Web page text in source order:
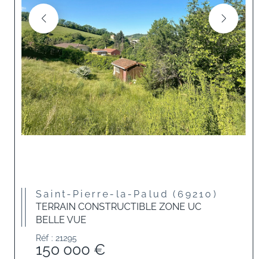
Saint-Pierre-la-Palud (69210)
TERRAIN CONSTRUCTIBLE ZONE UC
BELLE VUE
Réf : 21295
150 000 €